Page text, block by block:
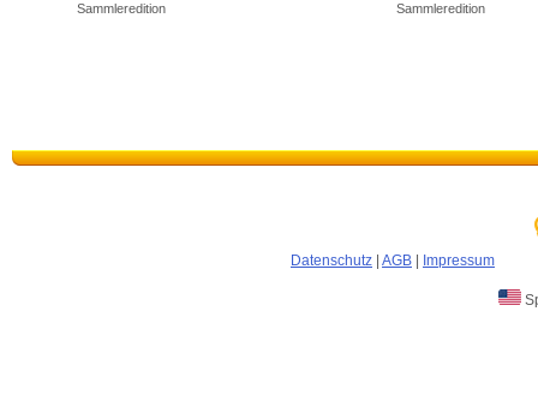
Sammleredition
Sammleredition
Datenschutz AGB Impressum